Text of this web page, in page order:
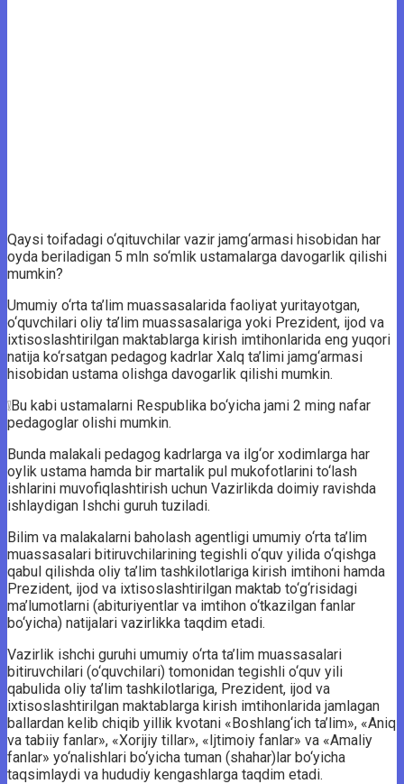
Qaysi toifadagi o‘qituvchilar vazir jamg‘armasi hisobidan har
oyda beriladigan 5 mln so‘mlik ustamalarga davogarlik qilishi
mumkin?
Umumiy o‘rta ta’lim muassasalarida faoliyat yuritayotgan,
o‘quvchilari oliy ta’lim muassasalariga yoki Prezident, ijod va
ixtisoslashtirilgan maktablarga kirish imtihonlarida eng yuqori
natija ko‘rsatgan pedagog kadrlar Xalq ta’limi jamg‘armasi
hisobidan ustama olishga davogarlik qilishi mumkin.
❕Bu kabi ustamalarni Respublika bo‘yicha jami 2 ming nafar
pedagoglar olishi mumkin.
Bunda malakali pedagog kadrlarga va ilg‘or xodimlarga har
oylik ustama hamda bir martalik pul mukofotlarini to‘lash
ishlarini muvofiqlashtirish uchun Vazirlikda doimiy ravishda
ishlaydigan Ishchi guruh tuziladi.
Bilim va malakalarni baholash agentligi umumiy o‘rta ta’lim
muassasalari bitiruvchilarining tegishli o‘quv yilida o‘qishga
qabul qilishda oliy ta’lim tashkilotlariga kirish imtihoni hamda
Prezident, ijod va ixtisoslashtirilgan maktab to‘g‘risidagi
ma’lumotlarni (abituriyentlar va imtihon o‘tkazilgan fanlar
bo‘yicha) natijalari vazirlikka taqdim etadi.
Vazirlik ishchi guruhi umumiy o‘rta ta’lim muassasalari
bitiruvchilari (o‘quvchilari) tomonidan tegishli o‘quv yili
qabulida oliy ta’lim tashkilotlariga, Prezident, ijod va
ixtisoslashtirilgan maktablarga kirish imtihonlarida jamlagan
ballardan kelib chiqib yillik kvotani «Boshlang‘ich ta’lim», «Aniq
va tabiiy fanlar», «Xorijiy tillar», «Ijtimoiy fanlar» va «Amaliy
fanlar» yo‘nalishlari bo‘yicha tuman (shahar)lar bo‘yicha
taqsimlaydi va hududiy kengashlarga taqdim etadi.